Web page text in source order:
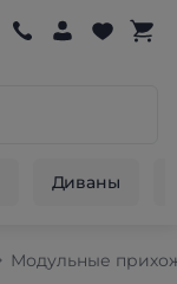
Диваны
Модульные